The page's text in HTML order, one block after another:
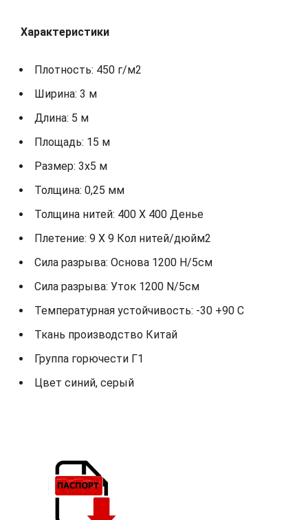
Характеристики
Плотность: 450 г/м2
Ширина: 3 м
Длина: 5 м
Площадь: 15 м
Размер: 3х5 м
Толщина: 0,25 мм
Толщина нитей: 400 X 400 Денье
Плетение: 9 X 9 Кол нитей/дюйм2
Сила разрыва: Основа 1200 Н/5см
Сила разрыва: Уток 1200 N/5см
Температурная устойчивость: -30 +90 С
Ткань производство Китай
Группа горючести Г1
Цвет синий, серый